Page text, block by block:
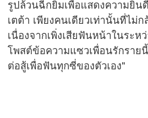
รูปล้วนฉีกยิ้มเพื่อแสดงความยิน
เตต้า เพียงคนเดียวเท่านั้นที่ไม่
เนื่องจากเพิ่งเสียฟันหน้าในระห
โพสต์ข้อความแซวเพื่อนรักราย
ต่อสู้เพื่อฟันทุกซี่ของตัวเอง"